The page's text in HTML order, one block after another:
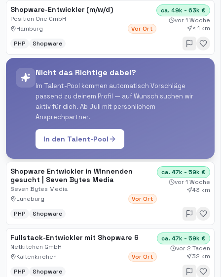
Shopware-Entwickler (m/w/d)
Position One GmbH
Hamburg
Vor Ort
ca. 49k - 63k €
vor 1 Woche
< 1 km
PHP
Shopware
Nicht das Richtige dabei?
Im Talent-Pool kommen automatisch Vorschläge
passend zu deinem Profil — auf Wunsch suchen wir
aktiv für dich. Ab Juli mit persönlichem
Ansprechpartner.
In den Talent-Pool
Shopware Entwickler in Winnenden
gesucht | Seven Bytes Media
Seven Bytes Media
Lüneburg
Vor Ort
ca. 47k - 59k €
vor 1 Woche
43 km
PHP Shopware
Fullstack-Entwickler mit Shopware 6
Netkitchen GmbH
Kaltenkirchen
Vor Ort
ca. 47k - 59k €
vor 2 Tagen
32 km
PHP
Shopware